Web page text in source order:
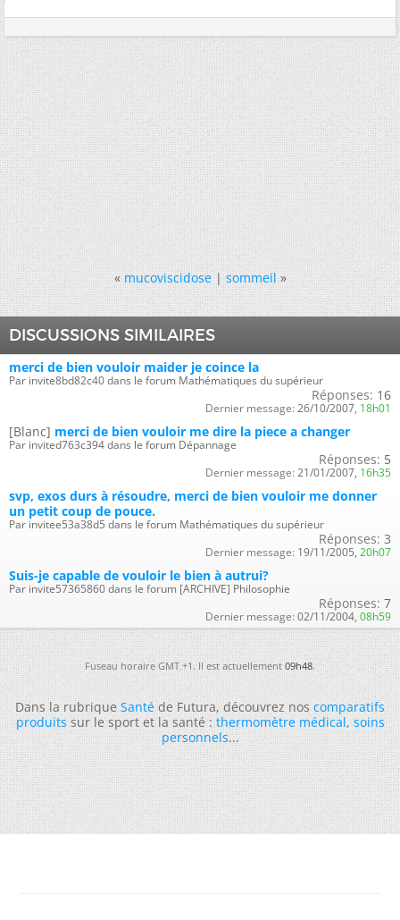
« mucoviscidose|sommeil »
DISCUSSIONS SIMILAIRES
merci de bien vouloir maider je coince la
Par invite8bd82c40 dans le forum Mathématiques du supérieur
Réponses: 16
Dernier message: 26/10/2007, 18h01
[Blanc] merci de bien vouloir me dire la piece a changer
Par invited763c394 dans le forum Dépannage
Réponses: 5
Dernier message: 21/01/2007, 16h35
svp, exos durs à résoudre, merci de bien vouloir me donner
un petit coup de pouce.
Par invitee53a38d5 dans le forum Mathématiques du supérieur
Réponses: 3
Dernier message: 19/11/2005, 20h07
Suis-je capable de vouloir le bien à autrui?
Par invite57365860 dans le forum [ARCHIVE] Philosophie
Réponses: 7
Dernier message: 02/11/2004, 08h59
Fuseau horaire GMT +1. Il est actuellement09h48.
Dans la rubriqueSantéde Futura, découvrez noscomparatifs
produitssur le sport et la santé :thermomètre médical,soins
personnels...